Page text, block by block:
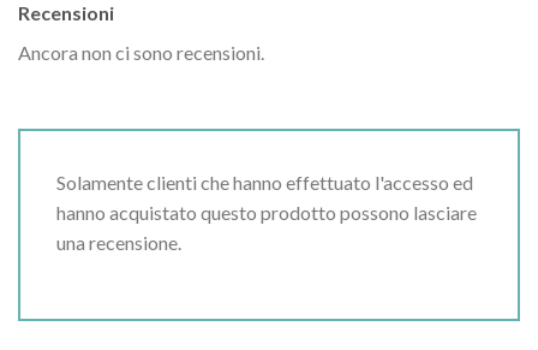
Recensioni
Ancora non ci sono recensioni.
Solamente clienti che hanno effettuato l'accesso ed
hanno acquistato questo prodotto possono lasciare
una recensione.